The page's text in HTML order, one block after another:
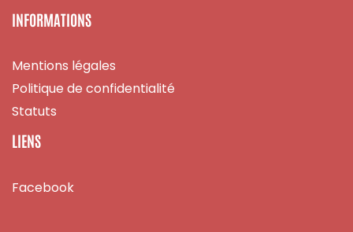
INFORMATIONS
Mentions légales
Politique de confidentialité
Statuts
LIENS
Facebook